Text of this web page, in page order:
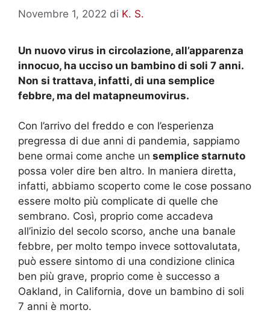
Novembre 1, 2022 di K. S.
Un nuovo virus in circolazione, all’apparenza
innocuo, ha ucciso un bambino di soli 7 anni.
Non si trattava, infatti, di una semplice
febbre, ma del matapneumovirus.
Con l’arrivo del freddo e con l’esperienza
pregressa di due anni di pandemia, sappiamo
bene ormai come anche un semplice starnuto
possa voler dire ben altro. In maniera diretta,
infatti, abbiamo scoperto come le cose possano
essere molto più complicate di quelle che
sembrano. Così, proprio come accadeva
all’inizio del secolo scorso, anche una banale
febbre, per molto tempo invece sottovalutata,
può essere sintomo di una condizione clinica
ben più grave, proprio come è successo a
Oakland, in California, dove un bambino di soli
7 anni è morto.